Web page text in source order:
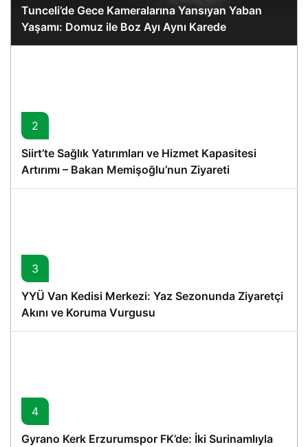
Tunceli’de Gece Kameralarına Yansıyan Yaban
Yaşamı: Domuz ile Boz Ayı Aynı Karede
2
Siirt’te Sağlık Yatırımları ve Hizmet Kapasitesi
Artırımı – Bakan Memişoğlu’nun Ziyareti
3
YYÜ Van Kedisi Merkezi: Yaz Sezonunda Ziyaretçi
Akını ve Koruma Vurgusu
4
Gyrano Kerk Erzurumspor FK’de: İki Surinamlıyla